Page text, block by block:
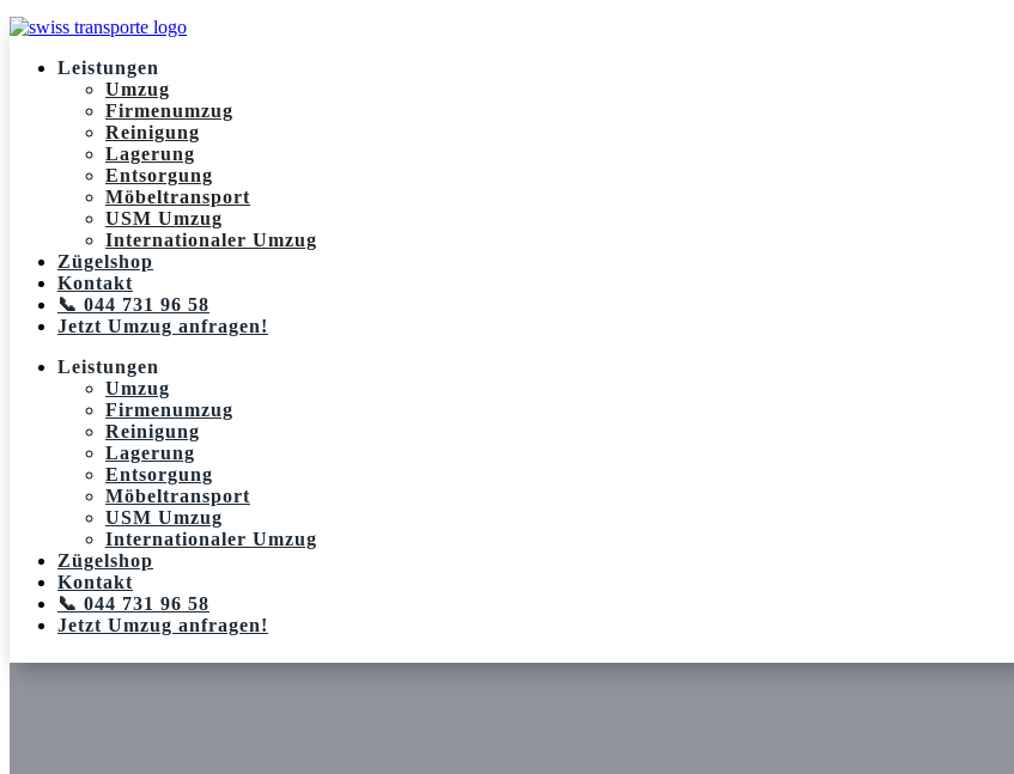
Leistungen
Umzug
Firmenumzug
Reinigung
Lagerung
Entsorgung
Möbeltransport
USM Umzug
Internationaler Umzug
Zügelshop
Kontakt
📞 044 731 96 58
Jetzt Umzug anfragen!
Leistungen
Umzug
Firmenumzug
Reinigung
Lagerung
Entsorgung
Möbeltransport
USM Umzug
Internationaler Umzug
Zügelshop
Kontakt
📞 044 731 96 58
Jetzt Umzug anfragen!